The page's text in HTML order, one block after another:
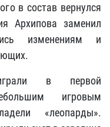
в состав вернулся
Архипова заменил
изменениям и
в первой
игровым
«леопарды».